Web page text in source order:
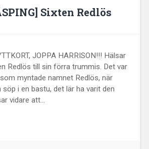
Sixten Redlös
JOPPA HARRISON!!! Hälsar
Redlös till sin förra trummis. Det var
myntade namnet Redlös, när
i en bastu, det lär ha varit den
vidare att…